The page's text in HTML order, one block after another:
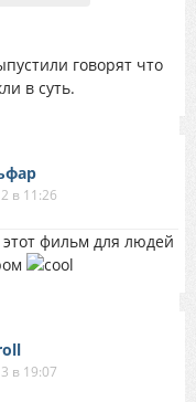
говорят что
в суть.
в 11:26
фильм для людей
в 19:07